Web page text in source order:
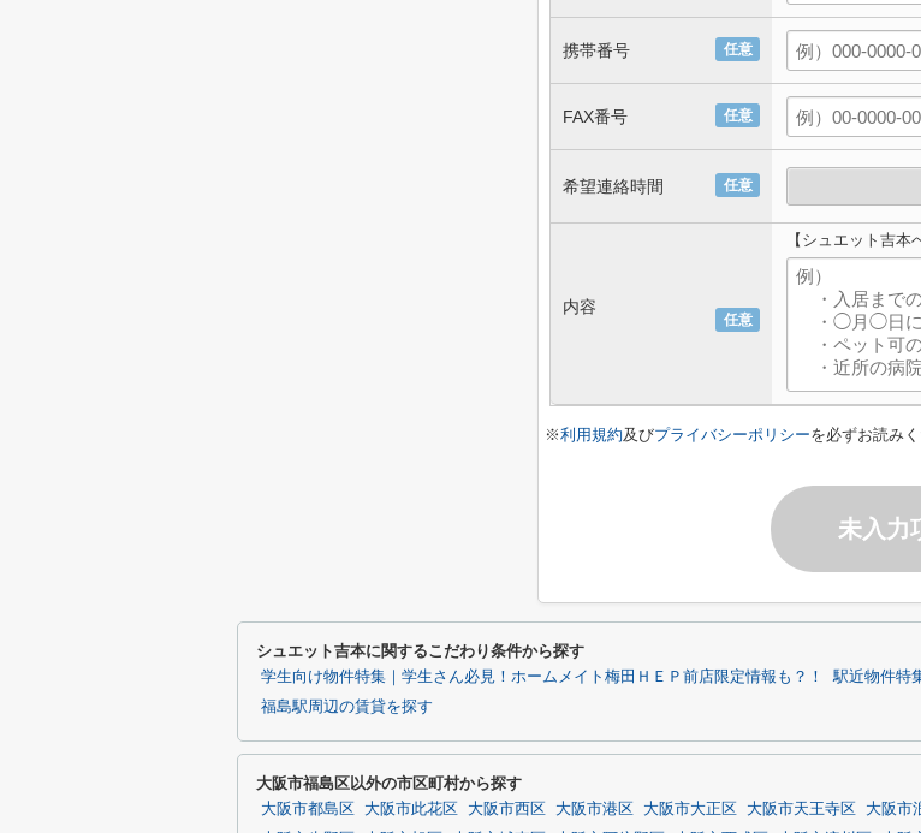
任意
携帯番号
任意
FAX番号
任意
希望連絡時間
任意
内容
【シュエット吉本
※利用規約及びプライバシーポリシーを必ずお読み
未入力
シュエット吉本に関するこだわり条件から探す
学生向け物件特集｜学生さん必見！ホームメイト梅田ＨＥＰ前店限定情報も？！
駅近物件特
福島駅周辺の賃貸を探す
大阪市福島区以外の市区町村から探す
大阪市都島区 大阪市此花区 大阪市西区 大阪市港区 大阪市大正区 大阪市天王寺区 大阪市